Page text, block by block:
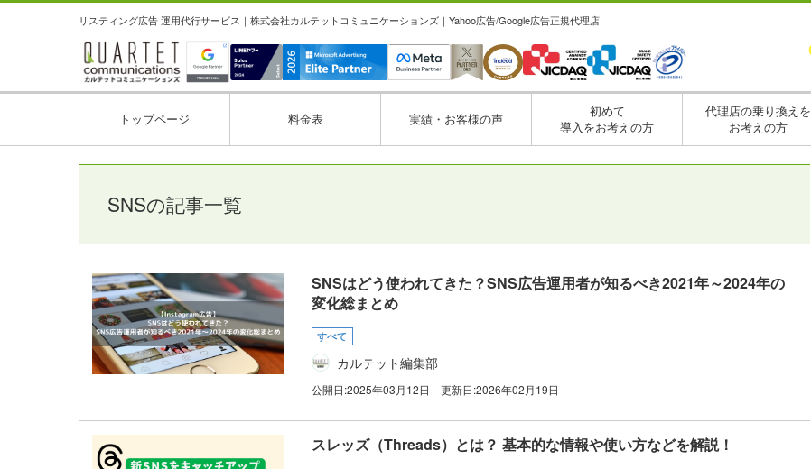
リスティング広告 運用代行サービス｜株式会社カルテットコミュニケーションズ｜Yahoo広告/Google広告正規代理店
トップページ 料金表 実績・お客様の声
初めて
導入をお考えの方
代理店の乗り換えを
お考えの方
SNSの記事一覧
SNSはどう使われてきた？SNS広告運用者が知るべき2021年～2024年の
変化総まとめ
すべて
カルテット編集部
公開日:2025年03月12日 更新日:2026年02月19日
スレッズ（Threads）とは？ 基本的な情報や使い方などを解説！